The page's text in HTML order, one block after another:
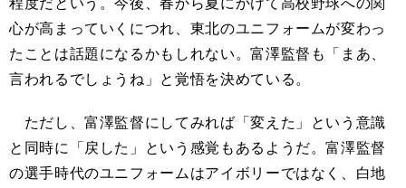
心が高まっていくにつれ、東北のユニフォームが変わっ
たことは話題になるかもしれない。富澤監督も「まあ、
言われるでしょうね」と覚悟を決めている。
ただし、富澤監督にしてみれば「変えた」という意識
と同時に「戻した」という感覚もあるようだ。富澤監督
の選手時代のユニフォームはアイボリーではなく、白地